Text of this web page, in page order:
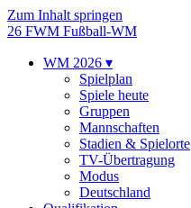
Zum Inhalt springen
26 FWM Fußball-WM
WM 2026 ▾
Spielplan
Spiele heute
Gruppen
Mannschaften
Stadien & Spielorte
TV-Übertragung
Modus
Deutschland